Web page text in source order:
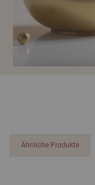
Ähnliche Produkte